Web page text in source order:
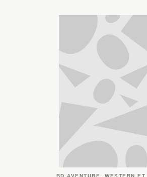
BD AVENTURE, WESTERN ET